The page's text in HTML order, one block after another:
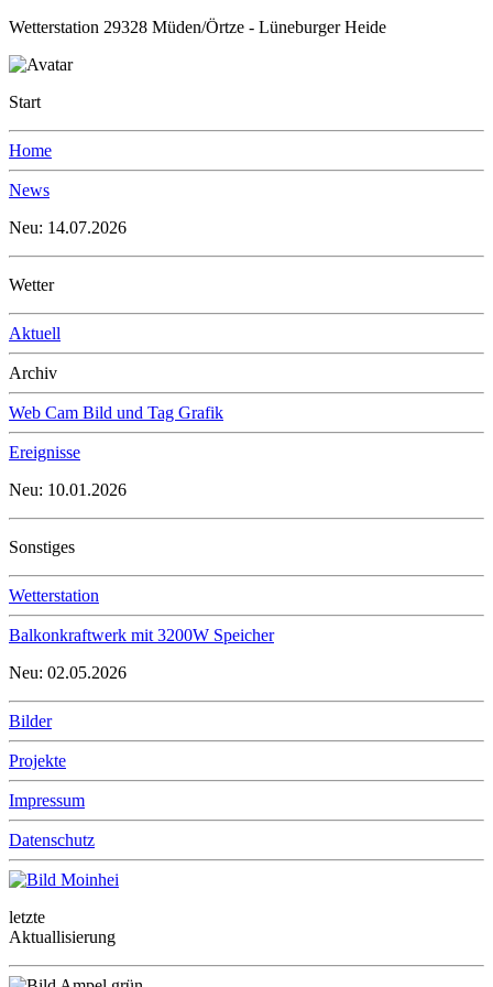
Wetterstation 29328 Müden/Örtze - Lüneburger Heide
Start
Home
News
Neu: 14.07.2026
Wetter
Aktuell
Archiv
Web Cam Bild und Tag Grafik
Ereignisse
Neu: 10.01.2026
Sonstiges
Wetterstation
Balkonkraftwerk mit 3200W Speicher
Neu: 02.05.2026
Bilder
Projekte
Impressum
Datenschutz
letzte
Aktuallisierung